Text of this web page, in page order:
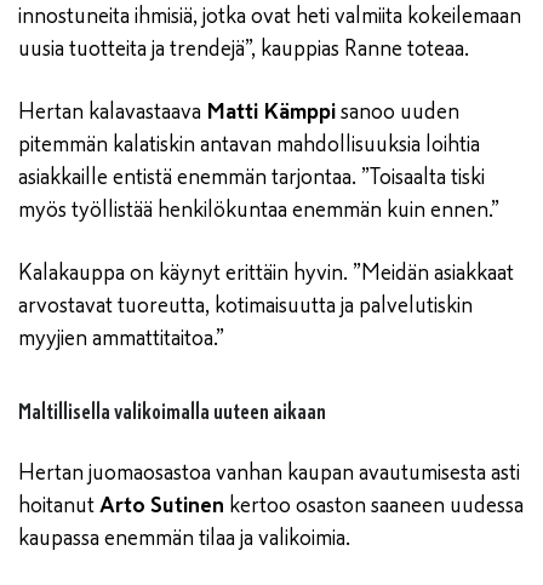
innostuneita ihmisiä, jotka ovat heti valmiita kokeilemaan
uusia tuotteita ja trendejä”, kauppias Ranne toteaa.
Hertan kalavastaava Matti Kämppisanoo uuden
pitemmän kalatiskin antavan mahdollisuuksia loihtia
asiakkaille entistä enemmän tarjontaa. ”Toisaalta tiski
myös työllistää henkilökuntaa enemmän kuin ennen.”
Kalakauppa on käynyt erittäin hyvin. ”Meidän asiakkaat
arvostavat tuoreutta, kotimaisuutta ja palvelutiskin
myyjien ammattitaitoa.”
Maltillisella valikoimalla uuteen aikaan
Hertan juomaosastoa vanhan kaupan avautumisesta asti
hoitanutArto Sutinen kertoo osaston saaneen uudessa
kaupassa enemmän tilaa ja valikoimia.